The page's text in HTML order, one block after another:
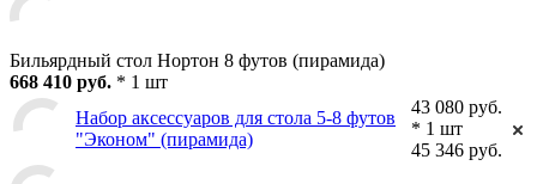
Бильярдный стол Нортон 8 футов (пирамида)
668 410 руб. * 1 шт
Набор аксессуаров для стола 5-8 футов
"Эконом" (пирамида)
43 080 руб.
* 1 шт
45 346 руб.